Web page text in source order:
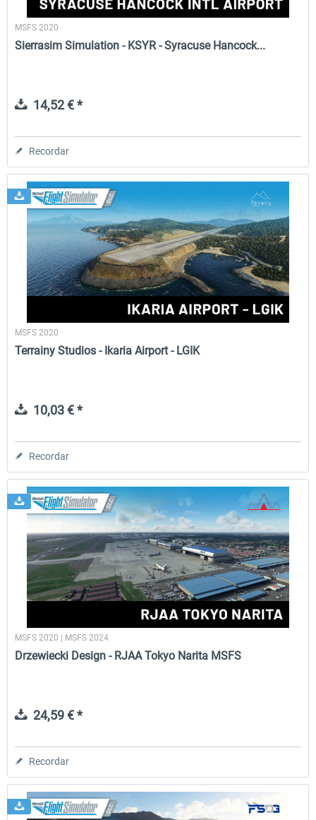
MSFS 2020
Sierrasim Simulation - KSYR - Syracuse Hancock...
14,52 € *
Recordar
MSFS 2020
Terrainy Studios - Ikaria Airport - LGIK
10,03 € *
Recordar
MSFS 2020 | MSFS 2024
Drzewiecki Design - RJAA Tokyo Narita MSFS
24,59 € *
Recordar